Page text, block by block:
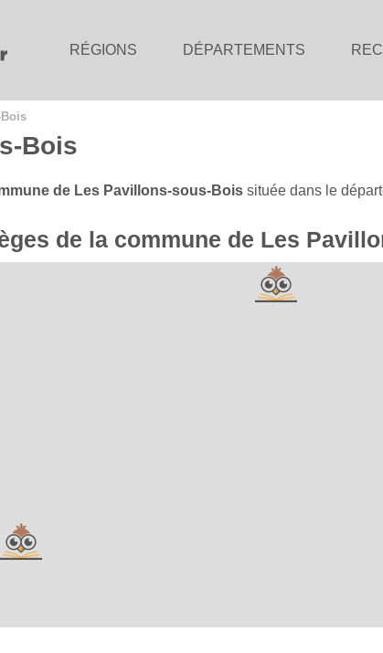
RÉGIONS DÉPARTEMENTS
Bois
de Les Pavillons-sous-Bois située dans le
de la commune de Les